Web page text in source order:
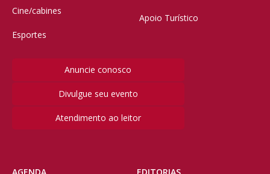
Cine/cabines
Esportes
Apoio Turístico
Anuncie conosco
Divulgue seu evento
Atendimento ao leitor
AGENDA EDITORIAS